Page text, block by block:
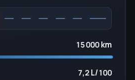
15 000 km
7,2 L/100